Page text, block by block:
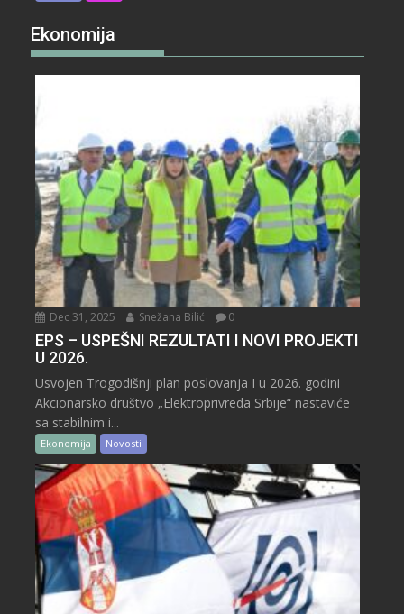
Ekonomija
Dec 31, 2025 Snežana Bilić 0
EPS – USPEŠNI REZULTATI I NOVI PROJEKTI
U 2026.
Usvojen Trogodišnji plan poslovanja I u 2026. godini
Akcionarsko društvo „Elektroprivreda Srbije“ nastaviće
sa stabilnim i...
Ekonomija Novosti